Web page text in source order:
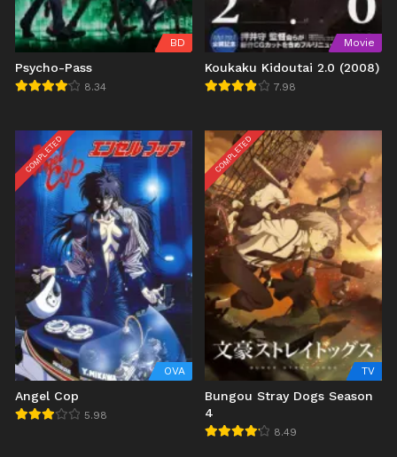
BD
Psycho-Pass
8.34
Movie
Koukaku Kidoutai 2.0 (2008)
7.98
COMPLETED
OVA
Angel Cop
5.98
COMPLETED
TV
Bungou Stray Dogs Season
4
8.49